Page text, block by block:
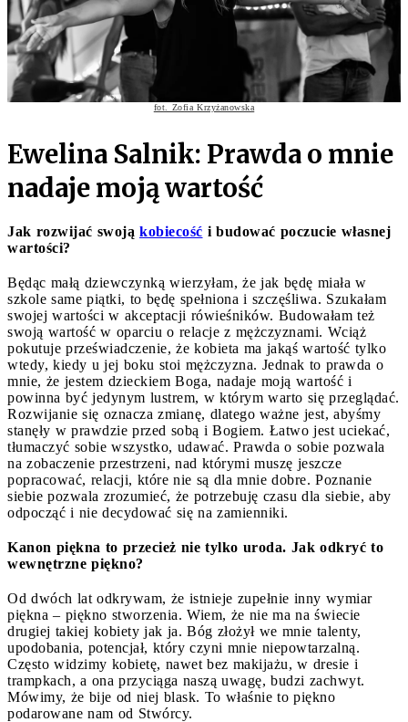
fot. Zofia Krzyżanowska
Ewelina Salnik: Prawda o mnie
nadaje moją wartość
Jak rozwijać swoją kobiecość i budować poczucie własnej
wartości?
Będąc małą dziewczynką wierzyłam, że jak będę miała w
szkole same piątki, to będę spełniona i szczęśliwa. Szukałam
swojej wartości w akceptacji rówieśników. Budowałam też
swoją wartość w oparciu o relacje z mężczyznami. Wciąż
pokutuje przeświadczenie, że kobieta ma jakąś wartość tylko
wtedy, kiedy u jej boku stoi mężczyzna. Jednak to prawda o
mnie, że jestem dzieckiem Boga, nadaje moją wartość i
powinna być jedynym lustrem, w którym warto się przeglądać.
Rozwijanie się oznacza zmianę, dlatego ważne jest, abyśmy
stanęły w prawdzie przed sobą i Bogiem. Łatwo jest uciekać,
tłumaczyć sobie wszystko, udawać. Prawda o sobie pozwala
na zobaczenie przestrzeni, nad którymi muszę jeszcze
popracować, relacji, które nie są dla mnie dobre. Poznanie
siebie pozwala zrozumieć, że potrzebuję czasu dla siebie, aby
odpocząć i nie decydować się na zamienniki.
Kanon piękna to przecież nie tylko uroda. Jak odkryć to
wewnętrzne piękno?
Od dwóch lat odkrywam, że istnieje zupełnie inny wymiar
piękna – piękno stworzenia. Wiem, że nie ma na świecie
drugiej takiej kobiety jak ja. Bóg złożył we mnie talenty,
upodobania, potencjał, który czyni mnie niepowtarzalną.
Często widzimy kobietę, nawet bez makijażu, w dresie i
trampkach, a ona przyciąga naszą uwagę, budzi zachwyt.
Mówimy, że bije od niej blask. To właśnie to piękno
podarowane nam od Stwórcy.